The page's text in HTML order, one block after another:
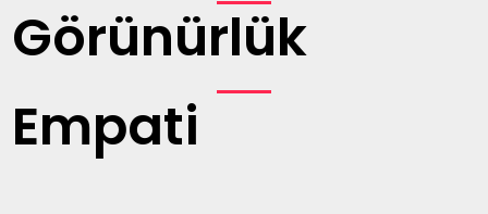
Görünürlük
Empati